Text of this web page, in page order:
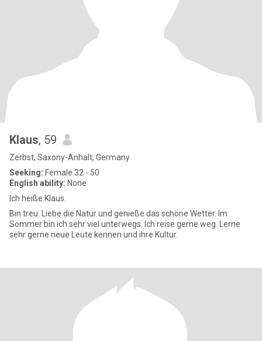
Klaus, 59
Zerbst, Saxony-Anhalt, Germany
Seeking: Female 32 - 50
English ability: None
Ich heiße Klaus.
Bin treu. Liebe die Natur und genieße das schöne Wetter. Im
Sommer bin ich sehr viel unterwegs. Ich reise gerne weg. Lerne
sehr gerne neue Leute kennen und ihre Kultur.